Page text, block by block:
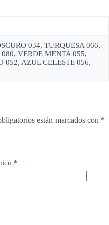
034, TURQUESA 066,
VERDE MENTA 055,
052, AZUL CELESTE 056,
están marcados con *
*